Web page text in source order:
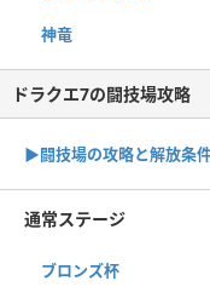
神竜
ドラクエ7の闘技場攻略
▶︎闘技場の攻略と解放条
通常ステージ
ブロンズ杯